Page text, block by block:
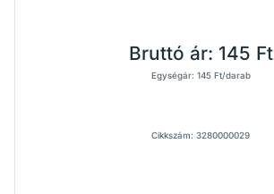
Bruttó ár: 145 Ft
Egységár: 145 Ft/darab
Cikkszám: 3280000029